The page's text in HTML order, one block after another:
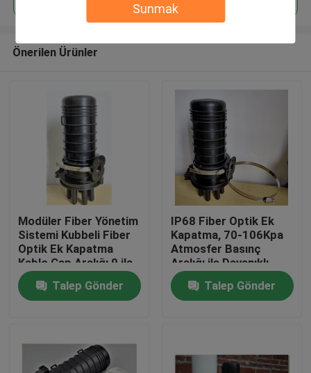
Sunmak
Ev
Hakkımızda
Önerilen Ürünler
Modüler Fiber Yönetim
Sistemi Kubbeli Fiber
Optik Ek Kapatma
Kablo Çap Aralığı 9 ila
18 Ağ Bağlantıları için
Uygun Talep Gönder
IP68 Fiber Optik Ek
Kapatma, 70-106Kpa
Atmosfer Basınç
Aralığı ile Dayanıklı
Sızdırmazlık ve Fiber
Kablo Ek Koruma
Sağlar
Talep Gönder